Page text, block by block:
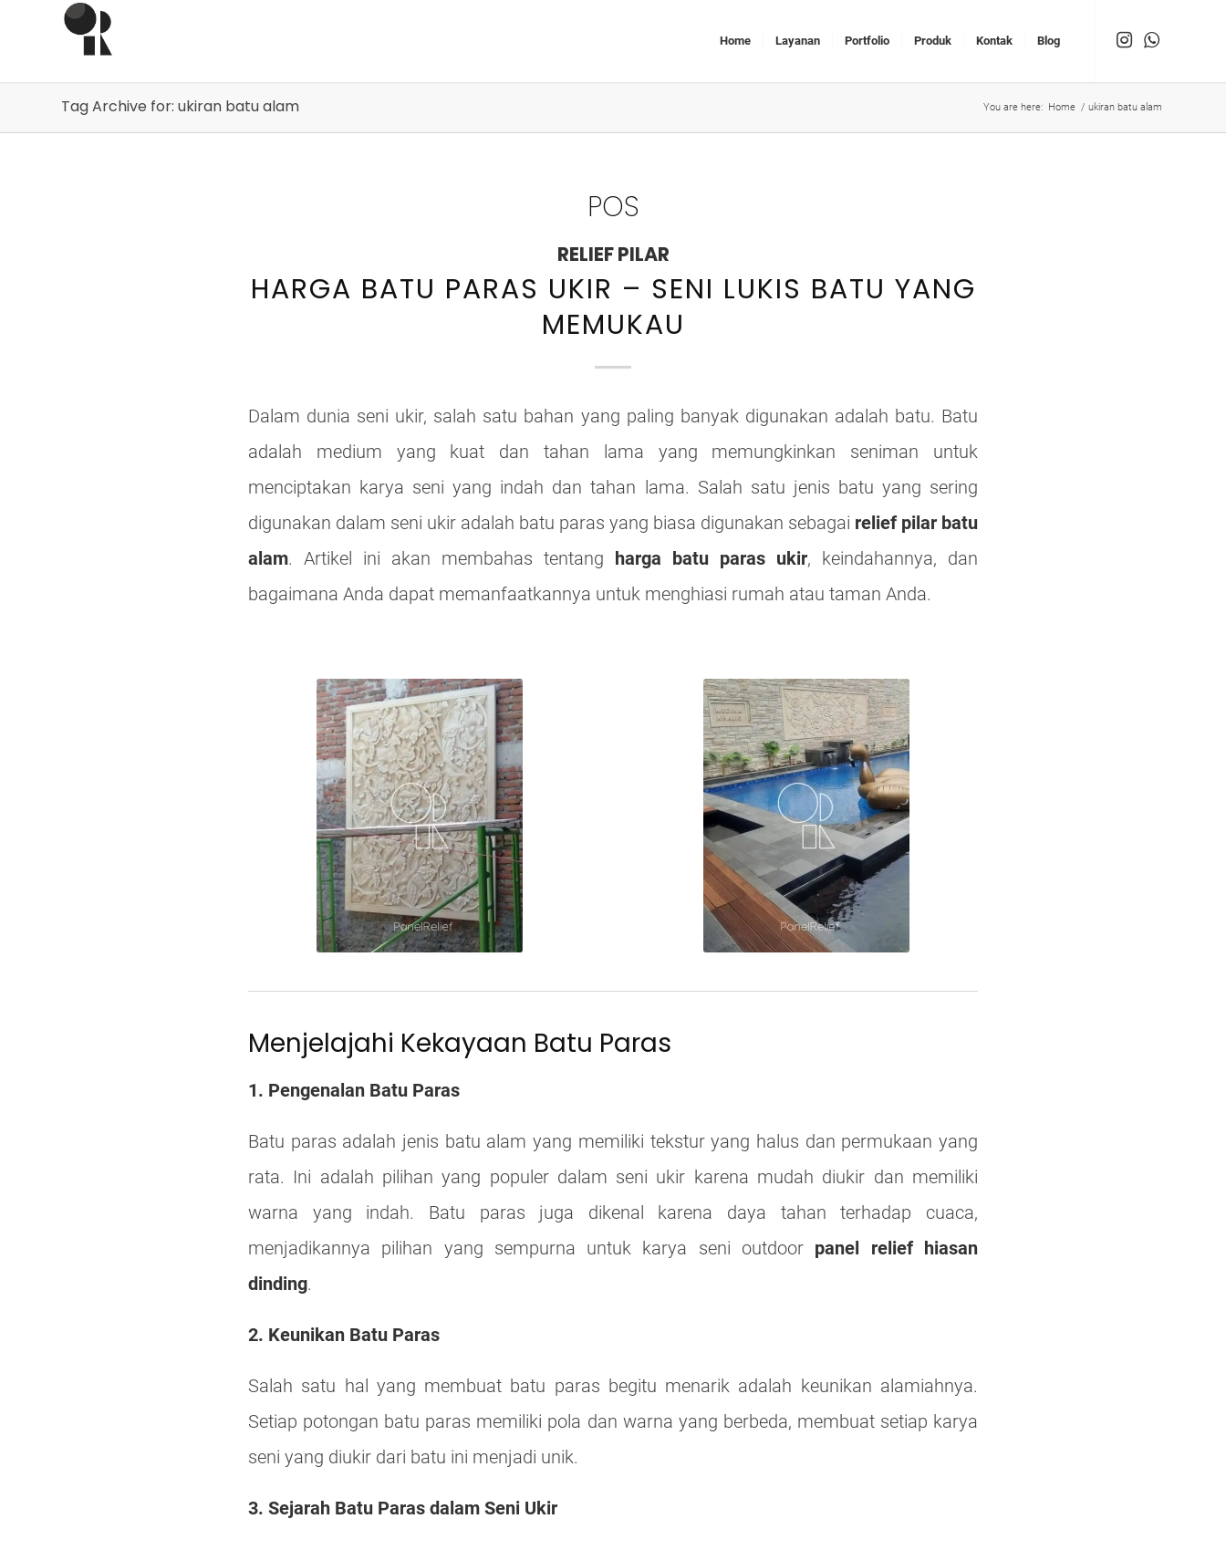
Home Layanan Portfolio Produk Kontak Blog
Tag Archive for: ukiran batu alam You are here: Home / ukiran batu alam
POS
RELIEF PILAR
HARGA BATU PARAS UKIR – SENI LUKIS BATU YANG
MEMUKAU
Dalam dunia seni ukir, salah satu bahan yang paling banyak digunakan adalah batu. Batu
adalah medium yang kuat dan tahan lama yang memungkinkan seniman untuk
menciptakan karya seni yang indah dan tahan lama. Salah satu jenis batu yang sering
digunakan dalam seni ukir adalah batu paras yang biasa digunakan sebagai relief pilar batu
alam. Artikel ini akan membahas tentang harga batu paras ukir, keindahannya, dan
bagaimana Anda dapat memanfaatkannya untuk menghiasi rumah atau taman Anda.
Menjelajahi Kekayaan Batu Paras
1. Pengenalan Batu Paras
Batu paras adalah jenis batu alam yang memiliki tekstur yang halus dan permukaan yang
rata. Ini adalah pilihan yang populer dalam seni ukir karena mudah diukir dan memiliki
warna yang indah. Batu paras juga dikenal karena daya tahan terhadap cuaca,
menjadikannya pilihan yang sempurna untuk karya seni outdoor panel relief hiasan
dinding.
2. Keunikan Batu Paras
Salah satu hal yang membuat batu paras begitu menarik adalah keunikan alamiahnya.
Setiap potongan batu paras memiliki pola dan warna yang berbeda, membuat setiap karya
seni yang diukir dari batu ini menjadi unik.
3. Sejarah Batu Paras dalam Seni Ukir